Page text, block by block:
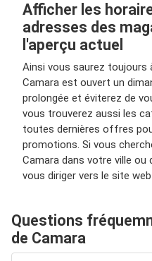
Afficher les
adresses des
l'aperçu actuel
Ainsi vous saurez toujours
Camara est ouvert un
prolongée et éviterez de
vous trouverez aussi les
toutes dernières offres
promotions. Si vous
Camara dans votre ville
vous diriger vers le site
Questions
de Camara